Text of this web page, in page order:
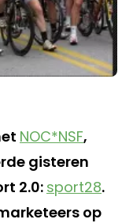
NOC*NSF,
gisteren
2.0: sport28.
op